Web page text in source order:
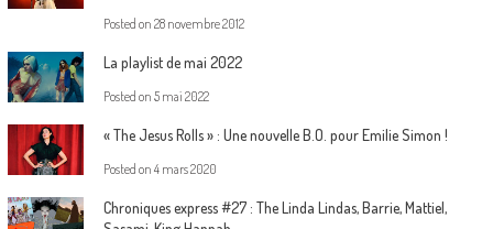
Posted on 28 novembre 2012
La playlist de mai 2022
Posted on 5 mai 2022
« The Jesus Rolls » : Une nouvelle B.O. pour Emilie Simon !
Posted on 4 mars 2020
Chroniques express #27 : The Linda Lindas, Barrie, Mattiel,